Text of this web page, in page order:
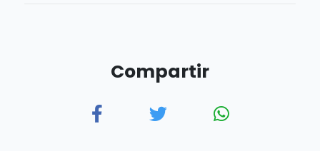
Compartir